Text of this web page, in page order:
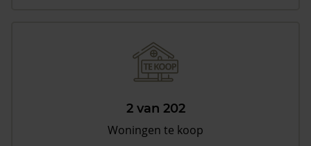
2 van 202
Woningen te koop